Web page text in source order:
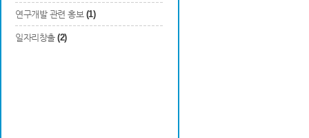
연구개발 관련 홍보 (1)
일자리창출 (2)